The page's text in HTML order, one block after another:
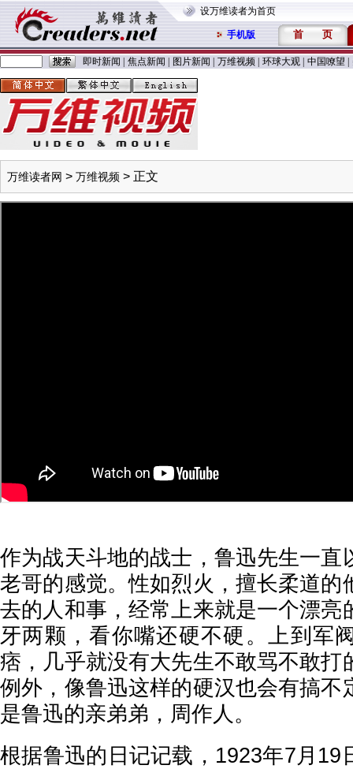
设万维读者为首页
手机版 首 页
即时新闻 焦点新闻 图片新闻 万维视频 环球大观 中国嘹望
万维读者网 > 万维视频 > 正文
作为战天斗地的战士，鲁迅先生一直
老哥的感觉。性如烈火，擅长柔道的
去的人和事，经常上来就是一个漂亮
牙两颗，看你嘴还硬不硬。上到军
痞，几乎就没有大先生不敢骂不敢打
例外，像鲁迅这样的硬汉也会有搞不
是鲁迅的亲弟弟，周作人。
根据鲁迅的日记记载，1923年7月19